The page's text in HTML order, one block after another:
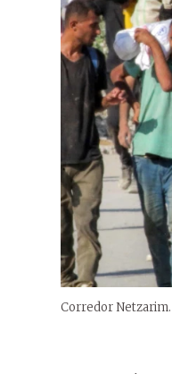
Corredor Netzarim.